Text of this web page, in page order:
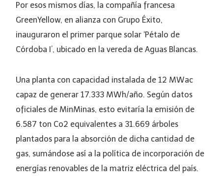
Por esos mismos días, la compañía francesa
GreenYellow, en alianza con Grupo Éxito,
inauguraron el primer parque solar ‘Pétalo de
Córdoba I’, ubicado en la vereda de Aguas Blancas.
Una planta con capacidad instalada de 12 MWac
capaz de generar 17.333 MWh/año. Según datos
oficiales de MinMinas, esto evitaría la emisión de
6.587 ton Co2 equivalentes a 31.669 árboles
plantados para la absorción de dicha cantidad de
gas, sumándose así a la política de incorporación de
energías renovables de la matriz eléctrica del país.